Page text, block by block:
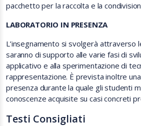
pacchetto per la raccolta e la
LABORATORIO IN PRESENZA
L’insegnamento si svolgerà attraverso
saranno di supporto alle varie fasi di
applicativo e alla sperimentazione di
rappresentazione. È prevista inoltre
presenza durante la quale gli studenti
conoscenze acquisite su casi concreti
Testi Consigliati